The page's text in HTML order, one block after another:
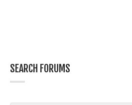
SEARCH FORUMS